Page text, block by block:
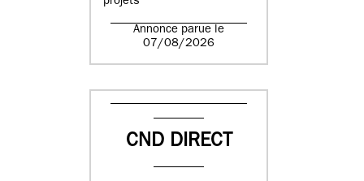
Annonce parue le
07/08/2026
CND DIRECT